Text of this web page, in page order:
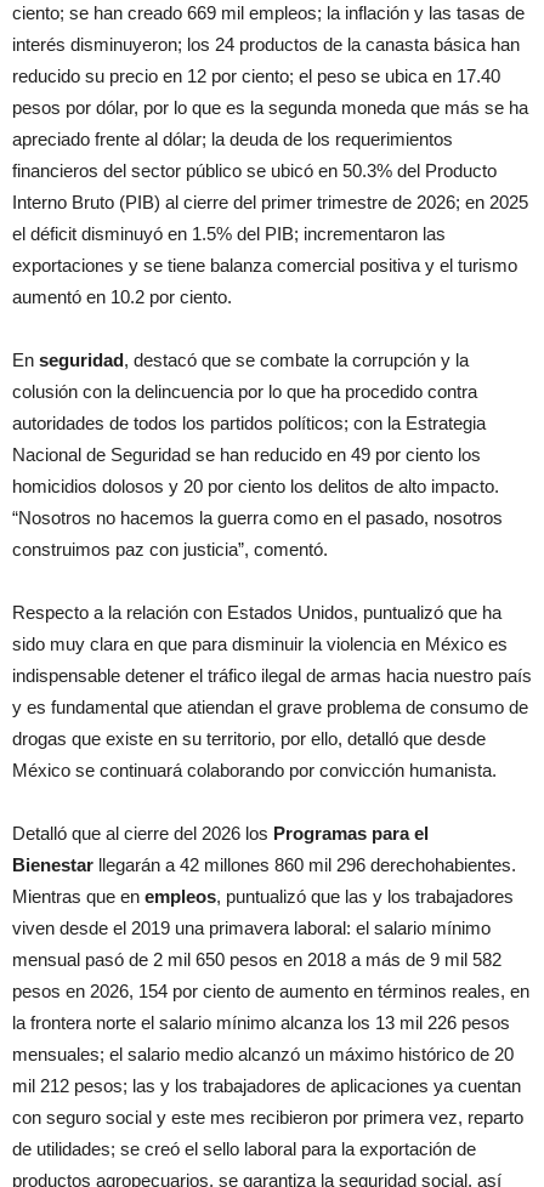
ciento; se han creado 669 mil empleos; la inflación y las tasas de
interés disminuyeron; los 24 productos de la canasta básica han
reducido su precio en 12 por ciento; el peso se ubica en 17.40
pesos por dólar, por lo que es la segunda moneda que más se ha
apreciado frente al dólar; la deuda de los requerimientos
financieros del sector público se ubicó en 50.3% del Producto
Interno Bruto (PIB) al cierre del primer trimestre de 2026; en 2025
el déficit disminuyó en 1.5% del PIB; incrementaron las
exportaciones y se tiene balanza comercial positiva y el turismo
aumentó en 10.2 por ciento.
En seguridad, destacó que se combate la corrupción y la
colusión con la delincuencia por lo que ha procedido contra
autoridades de todos los partidos políticos; con la Estrategia
Nacional de Seguridad se han reducido en 49 por ciento los
homicidios dolosos y 20 por ciento los delitos de alto impacto.
“Nosotros no hacemos la guerra como en el pasado, nosotros
construimos paz con justicia”, comentó.
Respecto a la relación con Estados Unidos, puntualizó que ha
sido muy clara en que para disminuir la violencia en México es
indispensable detener el tráfico ilegal de armas hacia nuestro país
y es fundamental que atiendan el grave problema de consumo de
drogas que existe en su territorio, por ello, detalló que desde
México se continuará colaborando por convicción humanista.
Detalló que al cierre del 2026 los Programas para el
Bienestar llegarán a 42 millones 860 mil 296 derechohabientes.
Mientras que en empleos, puntualizó que las y los trabajadores
viven desde el 2019 una primavera laboral: el salario mínimo
mensual pasó de 2 mil 650 pesos en 2018 a más de 9 mil 582
pesos en 2026, 154 por ciento de aumento en términos reales, en
la frontera norte el salario mínimo alcanza los 13 mil 226 pesos
mensuales; el salario medio alcanzó un máximo histórico de 20
mil 212 pesos; las y los trabajadores de aplicaciones ya cuentan
con seguro social y este mes recibieron por primera vez, reparto
de utilidades; se creó el sello laboral para la exportación de
productos agropecuarios, se garantiza la seguridad social, así